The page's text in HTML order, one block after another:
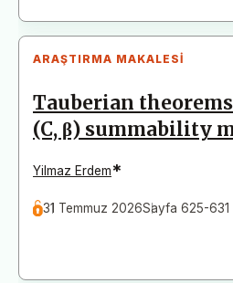
ARAŞTIRMA MAKALESI
Tauberian
(C, β) summability
Yilmaz Erdem*
31 Temmuz 2026Sayfa 625-631